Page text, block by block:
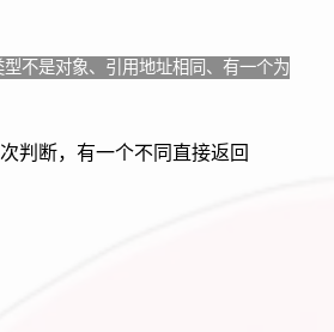
型不是对象、引用地址相同、有一个为
判断，有一个不同直接返回